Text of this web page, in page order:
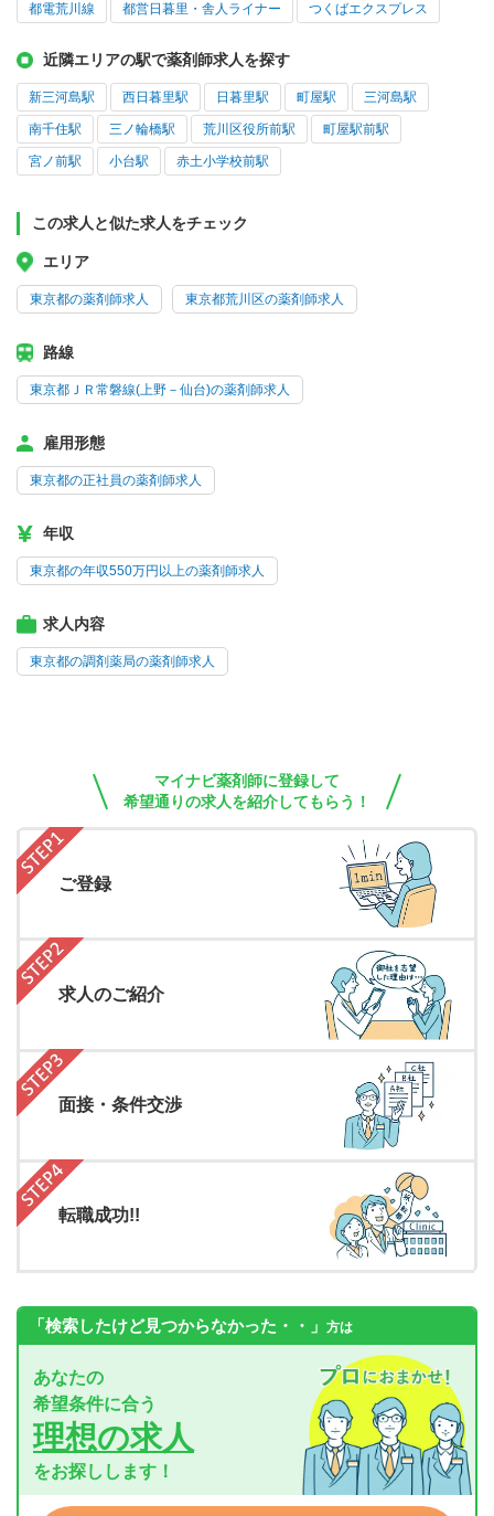
都電荒川線 都営日暮里・舎人ライナー つくばエクスプレス
近隣エリアの駅で薬剤師求人を探す
新三河島駅 西日暮里駅 日暮里駅 町屋駅 三河島駅
南千住駅 三ノ輪橋駅 荒川区役所前駅 町屋駅前駅
宮ノ前駅 小台駅 赤土小学校前駅
この求人と似た求人をチェック
エリア
東京都の薬剤師求人 東京都荒川区の薬剤師求人
路線
東京都ＪＲ常磐線(上野－仙台)の薬剤師求人
雇用形態
東京都の正社員の薬剤師求人
年収
東京都の年収550万円以上の薬剤師求人
求人内容
東京都の調剤薬局の薬剤師求人
マイナビ薬剤師に登録して
希望通りの求人を紹介してもらう！
ご登録
求人のご紹介
面接・条件交渉
転職成功!!
「検索したけど見つからなかった・・」 方は
あなたの
希望条件に合う
理想の求人
をお探しします！